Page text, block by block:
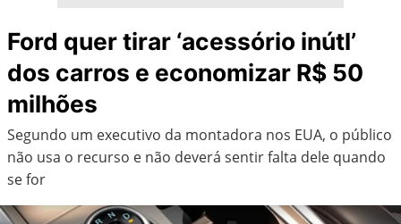
Ford quer tirar ‘acessório inútl’
dos carros e economizar R$ 50
milhões
Segundo um executivo da montadora nos EUA, o público
não usa o recurso e não deverá sentir falta dele quando
se for